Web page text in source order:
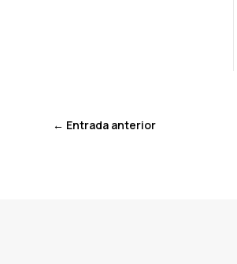
← Entrada anterior